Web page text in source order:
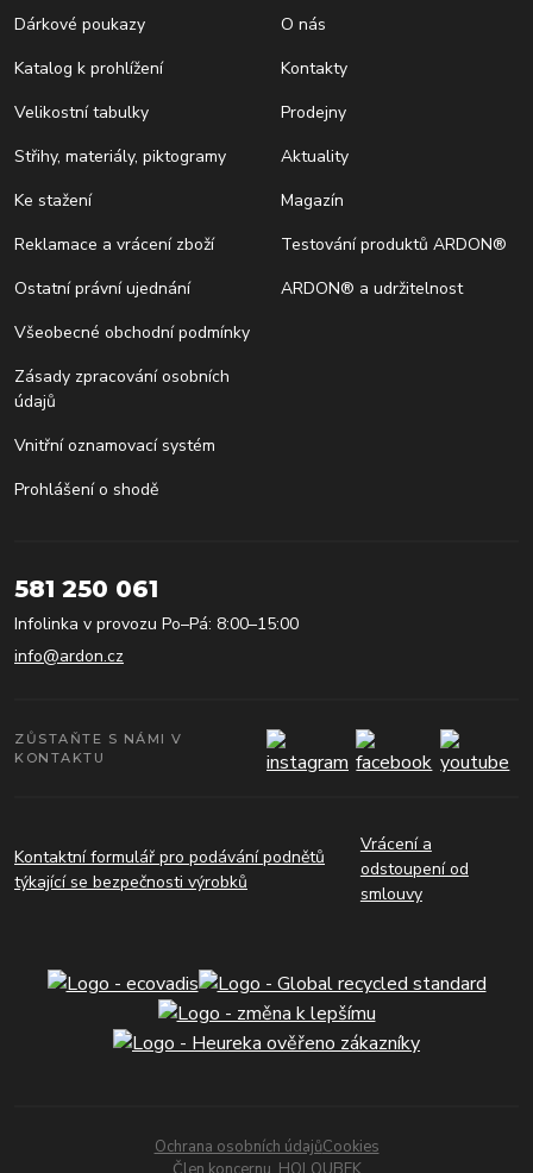
Dárkové poukazy
Katalog k prohlížení
Velikostní tabulky
Střihy, materiály, piktogramy
Ke stažení
Reklamace a vrácení zboží
Ostatní právní ujednání
Všeobecné obchodní podmínky
Zásady zpracování osobních
údajů
Vnitřní oznamovací systém
Prohlášení o shodě
O nás
Kontakty
Prodejny
Aktuality
Magazín
Testování produktů ARDON®
ARDON® a udržitelnost
581 250 061
Infolinka v provozu Po–Pá: 8:00–15:00
info@ardon.cz
ZŮSTAŇTE S NÁMI V
KONTAKTU
Kontaktní formulář pro podávání podnětů
týkající se bezpečnosti výrobků
Vrácení a
odstoupení od
smlouvy
Ochrana osobních údajůCookies